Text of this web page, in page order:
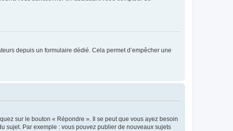
depuis un formulaire dédié. Cela permet d’empêcher une
sur le bouton « Répondre ». Il se peut que vous ayez besoin
sujet. Par exemple : vous pouvez publier de nouveaux sujets